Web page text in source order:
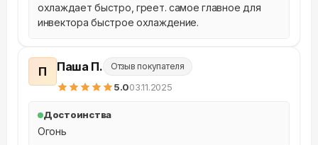
охлаждает быстро, греет. самое главное для
инвектора быстрое охлаждение.
П Паша П. Отзыв покупателя
5.003.11.2025
Достоинства
Огонь